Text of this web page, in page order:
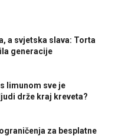
a svjetska slava: Torta
generacije
limunom sve je
drže kraj kreveta?
za besplatne